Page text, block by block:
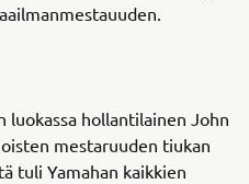
hollantilainen John
mestaruuden tiukan
tuli Yamahan kaikkien